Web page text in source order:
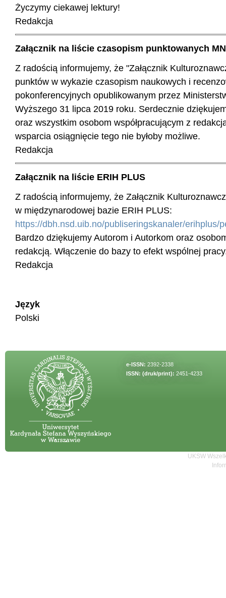
Życzymy ciekawej lektury!
Redakcja
Załącznik na liście czasopism punktowanych
Z radością informujemy, że "Załącznik
punktów w wykazie czasopism naukowych i
pokonferencyjnych opublikowanym przez
Wyższego 31 lipca 2019 roku. Serdecznie
oraz wszystkim osobom współpracującym z
wsparcia osiągnięcie tego nie byłoby możliwe.
Redakcja
Załącznik na liście ERIH PLUS
Z radością informujemy, że Załącznik
w międzynarodowej bazie ERIH PLUS:
https://dbh.nsd.uib.no/publiseringskanaler/erihplus/
Bardzo dziękujemy Autorom i Autorkom oraz
redakcją. Włączenie do bazy to efekt wspólnej
Redakcja
Język
Polski
e-ISSN: 2392-2338
ISSN: (druk/print): 2451-4233
UKSW